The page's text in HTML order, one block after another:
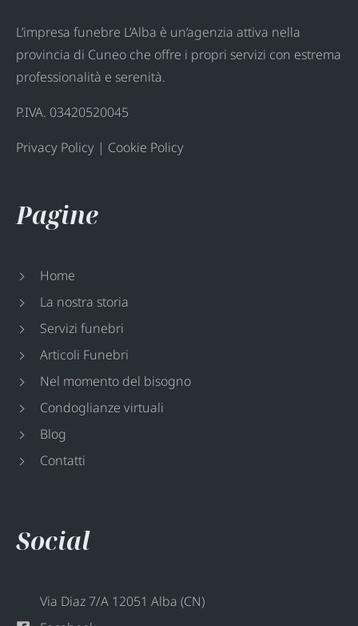
L’impresa funebre L’Alba è un’agenzia attiva nella
provincia di Cuneo che offre i propri servizi con estrema
professionalità e serenità.
P.IVA. 03420520045
Privacy Policy | Cookie Policy
Pagine
Home
La nostra storia
Servizi funebri
Articoli Funebri
Nel momento del bisogno
Condoglianze virtuali
Blog
Contatti
Social
Via Diaz 7/A 12051 Alba (CN)